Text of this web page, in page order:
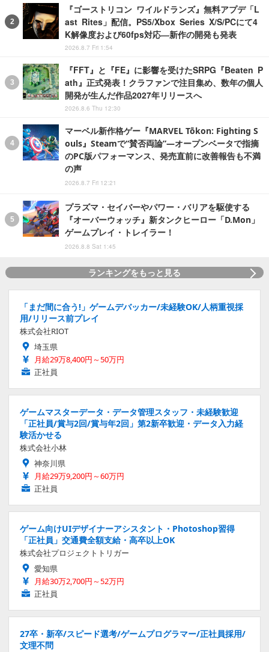
『ゴーストリコン ワイルドランズ』無料アプデ「L
ast Rites」配信。PS5/Xbox Series X/S/PCにて4
K解像度および60fps対応―新作の開発も発表
2026.8.7 Fri 1:54
『FFT』と『FE』に影響を受けたSRPG『Beaten P
ath』正式発表！クラファンで注目集め、数年の個人
開発が生んだ作品2027年リリースへ
2026.8.6 Thu 12:30
マーベル新作格ゲー『MARVEL Tōkon: Fighting S
ouls』Steamで“賛否両論”―オープンベータで指摘
のPC版パフォーマンス、発売直前に改善報告も不満
の声
2026.8.7 Fri 12:21
プラズマ・セイバーやパワー・バリアを駆使する
『オーバーウォッチ』新タンクヒーロー「D.Mon」
ゲームプレイ・トレイラー！
2026.8.8 Sat 1:45
ランキングをもっと見る
「まだ間に合う!」ゲームデバッカー/未経験OK/人柄重視採
用/リリース前プレイ
株式会社RIOT
埼玉県
月給29万8,400円～50万円
正社員
ゲームマスターデータ・データ管理スタッフ・未経験歓迎
「正社員/賞与2回/賞与年2回」第2新卒歓迎・データ入力経
験活かせる
株式会社小林
神奈川県
月給29万9,200円～60万円
正社員
ゲーム向けUIデザイナーアシスタント・Photoshop習得
「正社員」交通費全額支給・高卒以上OK
株式会社プロジェクトトリガー
愛知県
月給30万2,700円～52万円
正社員
27卒・新卒/スピード選考/ゲームプログラマー/正社員採用/
文理不問